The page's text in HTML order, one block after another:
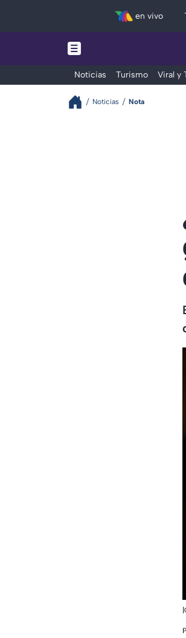
en vivo
Noticias Turismo Viral y
Noticias Nota